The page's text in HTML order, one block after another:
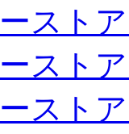
スト
スト
スト